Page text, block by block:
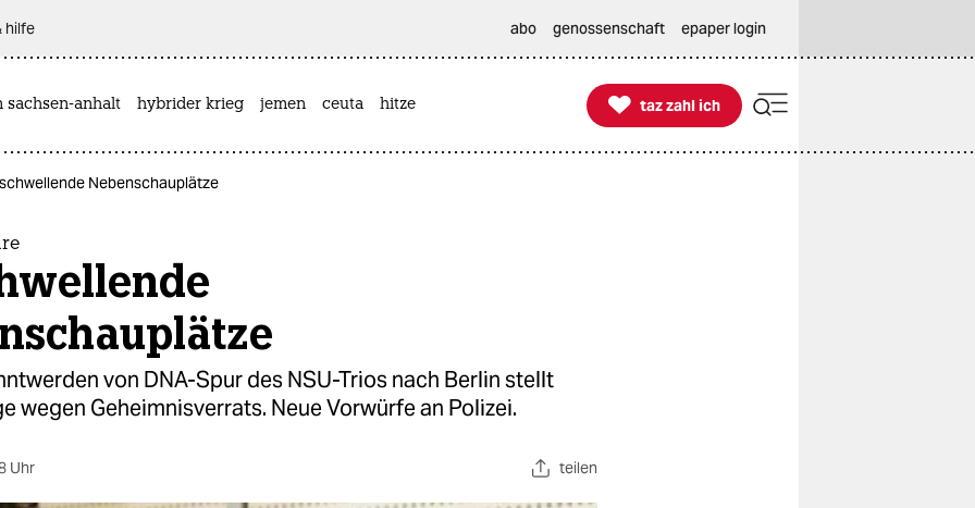
hilfe abo genossenschaft epaper login
sachsen-anhalt hybrider krieg jemen ceuta hitze 
taz zahl ich
taz zahl ich
Nebenschauplätze
von DNA-Spur des NSU-Trios nach Berlin stellt
wegen Geheimnisverrats. Neue Vorwürfe an Polizei.
Uhr teilen